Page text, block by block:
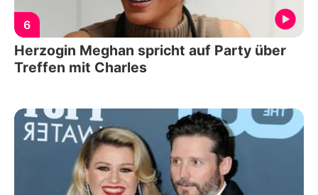
6
Herzogin Meghan spricht auf Party über
Treffen mit Charles